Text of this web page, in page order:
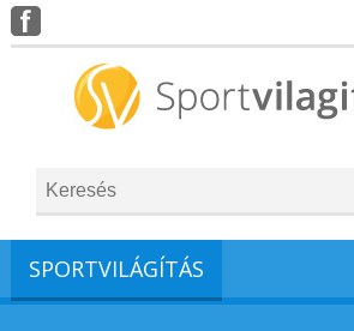
SPORTVILÁGÍTÁS